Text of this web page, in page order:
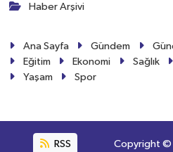
Haber Arşivi
Ana Sayfa Gündem
Eğitim
Ekonomi Sağlık
Yaşam
Spor
RSS Copyright ©